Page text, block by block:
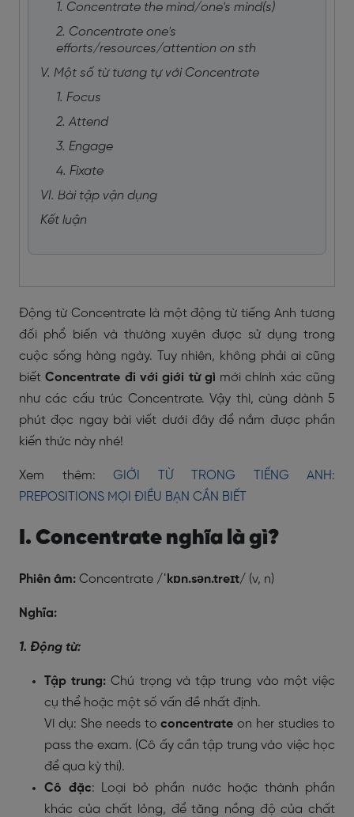
1. Concentrate the mind/one's mind(s)
2. Concentrate one's
efforts/resources/attention on sth
V. Một số từ tương tự với Concentrate
1. Focus
2. Attend
3. Engage
4. Fixate
VI. Bài tập vận dụng
Kết luận
Động từ Concentrate là một động từ tiếng Anh tương
đối phổ biến và thường xuyên được sử dụng trong
cuộc sống hàng ngày. Tuy nhiên, không phải ai cũng
biếtConcentrate đi với giới từ gì mới chính xác cũng
như các cấu trúc Concentrate. Vậy thì, cùng dành 5
phút đọc ngay bài viết dưới đây để nắm được phần
kiến thức này nhé!
Xem thêm: GIỚI TỪ TRONG TIẾNG ANH:
PREPOSITIONS MỌI ĐIỀU BẠN CẦN BIẾT
I. Concentrate nghĩa là gì?
Phiên âm: Concentrate /ˈkɒn.sən.treɪt/ (v, n)
Nghĩa:
1. Động từ:
Tập trung: Chú trọng và tập trung vào một việc
cụ thể hoặc một số vấn đề nhất định.
Ví dụ: She needs toconcentrate on her studies to
pass the exam. (Cô ấy cần tập trung vào việc học
để qua kỳ thi).
Cô đặc: Loại bỏ phần nước hoặc thành phần
khác của chất lỏng, để tăng nồng độ của chất